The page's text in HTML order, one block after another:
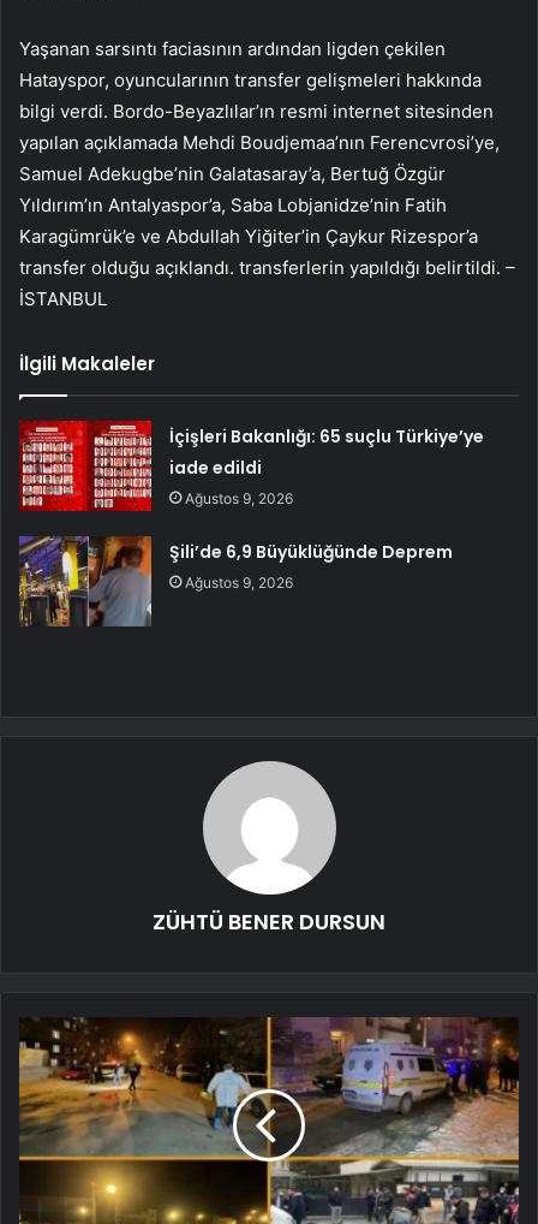
Yaşanan sarsıntı faciasının ardından ligden çekilen
Hatayspor, oyuncularının transfer gelişmeleri hakkında
bilgi verdi. Bordo-Beyazlılar’ın resmi internet sitesinden
yapılan açıklamada Mehdi Boudjemaa’nın Ferencvrosi’ye,
Samuel Adekugbe’nin Galatasaray’a, Bertuğ Özgür
Yıldırım’ın Antalyaspor’a, Saba Lobjanidze’nin Fatih
Karagümrük’e ve Abdullah Yiğiter’in Çaykur Rizespor’a
transfer olduğu açıklandı. transferlerin yapıldığı belirtildi. –
İSTANBUL
İlgili Makaleler
İçişleri Bakanlığı: 65 suçlu Türkiye’ye
iade edildi
Ağustos 9, 2026
Şili’de 6,9 Büyüklüğünde Deprem
Ağustos 9, 2026
ZÜHTÜ BENER DURSUN